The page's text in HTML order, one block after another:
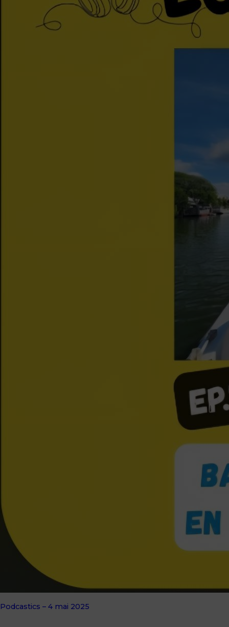
Podcastics – 4 mai 2025